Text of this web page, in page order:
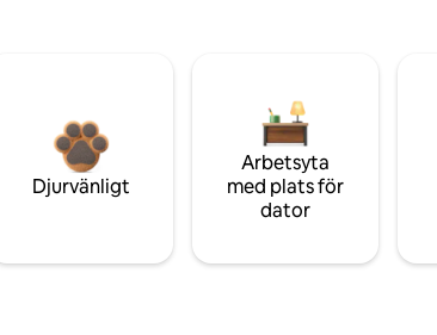
Djurvänligt
Arbetsyta
med plats för
dator